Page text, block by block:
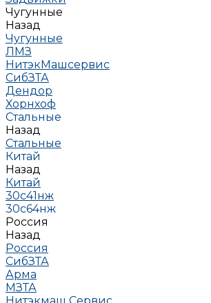
Чугунные
Назад
Чугунные
ЛМЗ
НитэкМашсервис
СибЗТА
Дендор
Хорнхоф
Стальные
Назад
Стальные
Китай
Назад
Китай
30с41нж
30с64нж
Россия
Назад
Россия
СибЗТА
Арма
МЗТА